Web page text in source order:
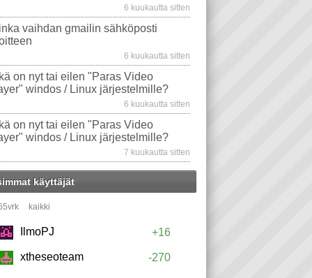
6 kuukautta sitten
vaihdan gmailin sähköposti
6 kuukautta sitten
on nyt tai eilen "Paras Video
windos / Linux järjestelmille?
6 kuukautta sitten
on nyt tai eilen "Paras Video
windos / Linux järjestelmille?
7 kuukautta sitten
käyttäjät
kaikki
IlmoPJ +16
xtheseoteam -270